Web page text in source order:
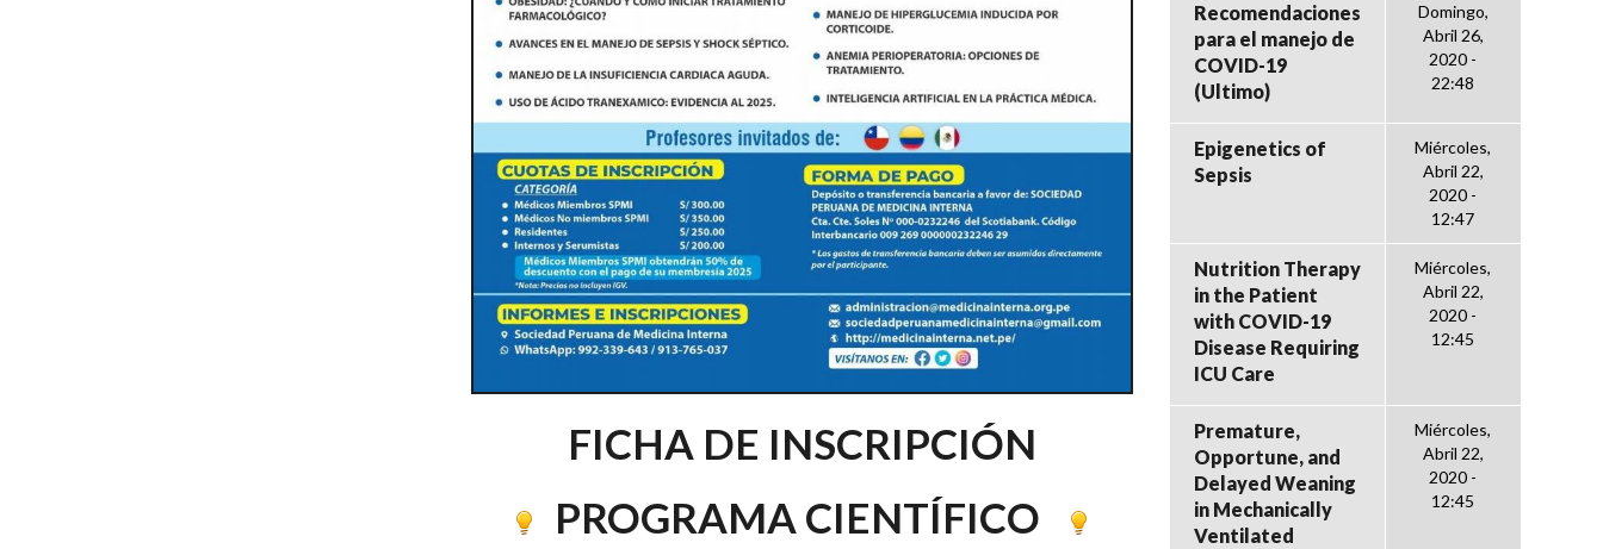
FICHA DE INSCRIPCIÓN
PROGRAMA CIENTÍFICO
Recomendaciones
para el manejo de
COVID-19
(Ultimo)
Domingo,
Abril 26,
2020 -
22:48
Epigenetics of
Sepsis
Miércoles,
Abril 22,
2020 -
12:47
Nutrition Therapy
in the Patient
with COVID-19
Disease Requiring
ICU Care
Miércoles,
Abril 22,
2020 -
12:45
Premature,
Opportune, and
Delayed Weaning
in Mechanically
Ventilated
Miércoles,
Abril 22,
2020 -
12:45